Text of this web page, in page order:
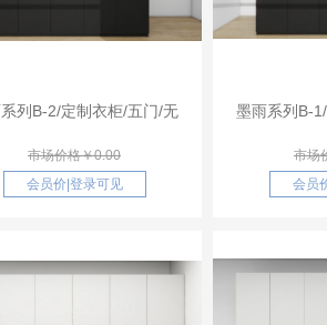
列B-2/定制衣柜/五门/无
市场价格￥0.00
会员价 登录可见
墨雨系列B-
市场
会员